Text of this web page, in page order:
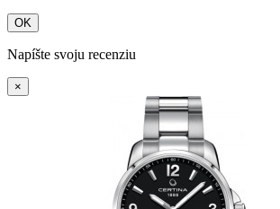
OK
Napíšte svoju recenziu
×